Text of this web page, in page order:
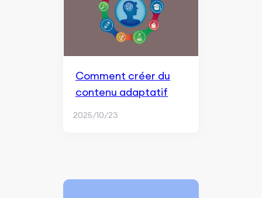
Comment créer du
contenu adaptatif
2025/10/23